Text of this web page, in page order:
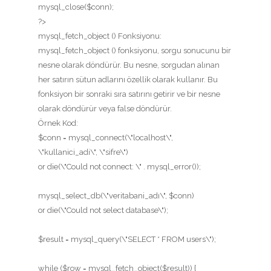
mysql_close($conn);
?>
mysql_fetch_object () Fonksiyonu:
mysql_fetch_object () fonksiyonu, sorgu sonucunu bir
nesne olarak döndürür. Bu nesne, sorgudan alınan
her satırın sütun adlarını özellik olarak kullanır. Bu
fonksiyon bir sonraki sıra satırını getirir ve bir nesne
olarak döndürür veya false döndürür.
Örnek Kod:
$conn = mysql_connect(\"localhost\",
\"kullanici_adi\", \"sifre\")
or die(\"Could not connect: \" . mysql_error());
mysql_select_db(\"veritabani_adı\", $conn)
or die(\"Could not select database\");
$result = mysql_query(\"SELECT * FROM users\");
while ($row = mysql_fetch_object($result)) {